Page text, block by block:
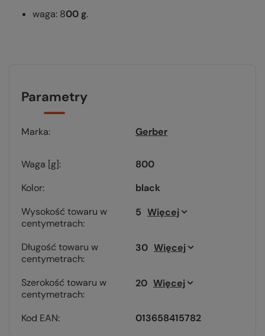
waga: 800 g.
Parametry
Marka Gerber
Waga [g]
800
Kolor
black
Wysokość towaru w
centymetrach
5 Więcej
Długość towaru w
centymetrach
30 Więcej
Szerokość towaru w
centymetrach
20 Więcej
Kod EAN 013658415782